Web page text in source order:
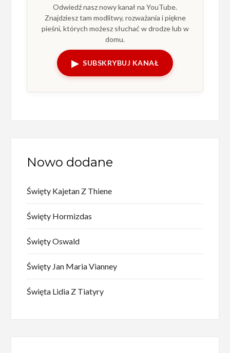
Odwiedź nasz nowy kanał na YouTube.
Znajdziesz tam modlitwy, rozważania i piękne
pieśni, których możesz słuchać w drodze lub w
domu.
▶ SUBSKRYBUJ KANAŁ
Nowo dodane
Święty Kajetan Z Thiene
Święty Hormizdas
Święty Oswald
Święty Jan Maria Vianney
Święta Lidia Z Tiatyry